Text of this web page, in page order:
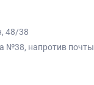
48/38
№38, напротив почты